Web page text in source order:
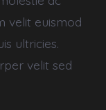
velit euismod
ultricies.
velit sed